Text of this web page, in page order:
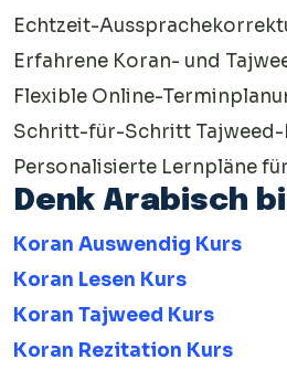
Echtzeit-
Erfahrene Koran- und
Flexible Online-
Schritt-für-Schritt Tajweed-
Personalisierte Lernpläne
Denk Arabisch
Koran Auswendig Kurs
Koran Lesen Kurs
Koran Tajweed Kurs
Koran Rezitation Kurs